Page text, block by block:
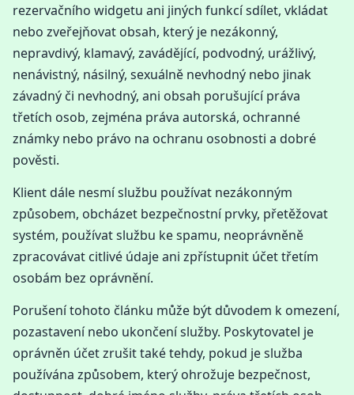
rezervačního widgetu ani jiných funkcí sdílet, vkládat
nebo zveřejňovat obsah, který je nezákonný,
nepravdivý, klamavý, zavádějící, podvodný, urážlivý,
nenávistný, násilný, sexuálně nevhodný nebo jinak
závadný či nevhodný, ani obsah porušující práva
třetích osob, zejména práva autorská, ochranné
známky nebo právo na ochranu osobnosti a dobré
pověsti.
Klient dále nesmí službu používat nezákonným
způsobem, obcházet bezpečnostní prvky, přetěžovat
systém, používat službu ke spamu, neoprávněně
zpracovávat citlivé údaje ani zpřístupnit účet třetím
osobám bez oprávnění.
Porušení tohoto článku může být důvodem k omezení,
pozastavení nebo ukončení služby. Poskytovatel je
oprávněn účet zrušit také tehdy, pokud je služba
používána způsobem, který ohrožuje bezpečnost,